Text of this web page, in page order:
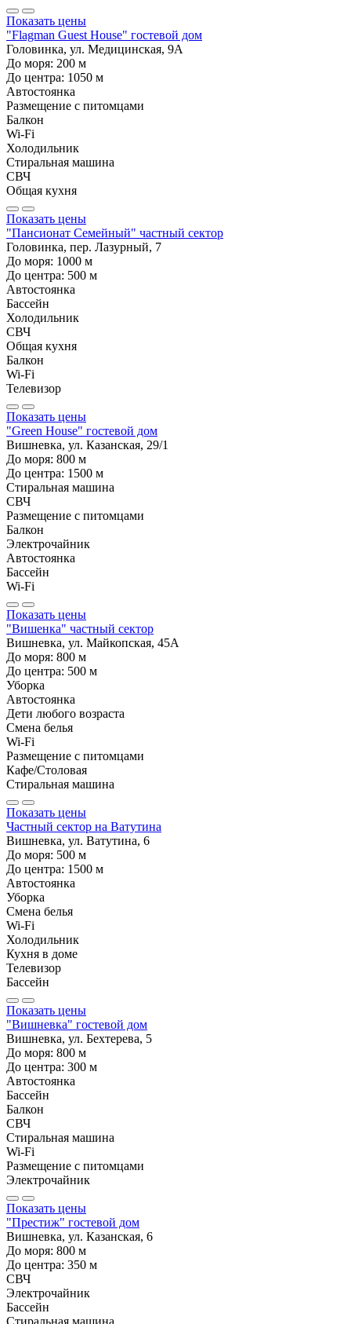
Показать цены
"Flagman Guest House" гостевой дом
Головинка, ул. Медицинская, 9А
До моря: 200 м
До центра: 1050 м
Автостоянка
Размещение с питомцами
Балкон
Wi-Fi
Холодильник
Стиральная машина
СВЧ
Общая кухня
Показать цены
"Пансионат Семейный" частный сектор
Головинка, пер. Лазурный, 7
До моря: 1000 м
До центра: 500 м
Автостоянка
Бассейн
Холодильник
СВЧ
Общая кухня
Балкон
Wi-Fi
Телевизор
Показать цены
"Green House" гостевой дом
Вишневка, ул. Казанская, 29/1
До моря: 800 м
До центра: 1500 м
Стиральная машина
СВЧ
Размещение с питомцами
Балкон
Электрочайник
Автостоянка
Бассейн
Wi-Fi
Показать цены
"Вишенка" частный сектор
Вишневка, ул. Майкопская, 45А
До моря: 800 м
До центра: 500 м
Уборка
Автостоянка
Дети любого возраста
Смена белья
Wi-Fi
Размещение с питомцами
Кафе/Столовая
Стиральная машина
Показать цены
Частный сектор на Ватутина
Вишневка, ул. Ватутина, 6
До моря: 500 м
До центра: 1500 м
Автостоянка
Уборка
Смена белья
Wi-Fi
Холодильник
Кухня в доме
Телевизор
Бассейн
Показать цены
"Вишневка" гостевой дом
Вишневка, ул. Бехтерева, 5
До моря: 800 м
До центра: 300 м
Автостоянка
Бассейн
Балкон
СВЧ
Стиральная машина
Wi-Fi
Размещение с питомцами
Электрочайник
Показать цены
"Престиж" гостевой дом
Вишневка, ул. Казанская, 6
До моря: 800 м
До центра: 350 м
СВЧ
Электрочайник
Бассейн
Стиральная машина